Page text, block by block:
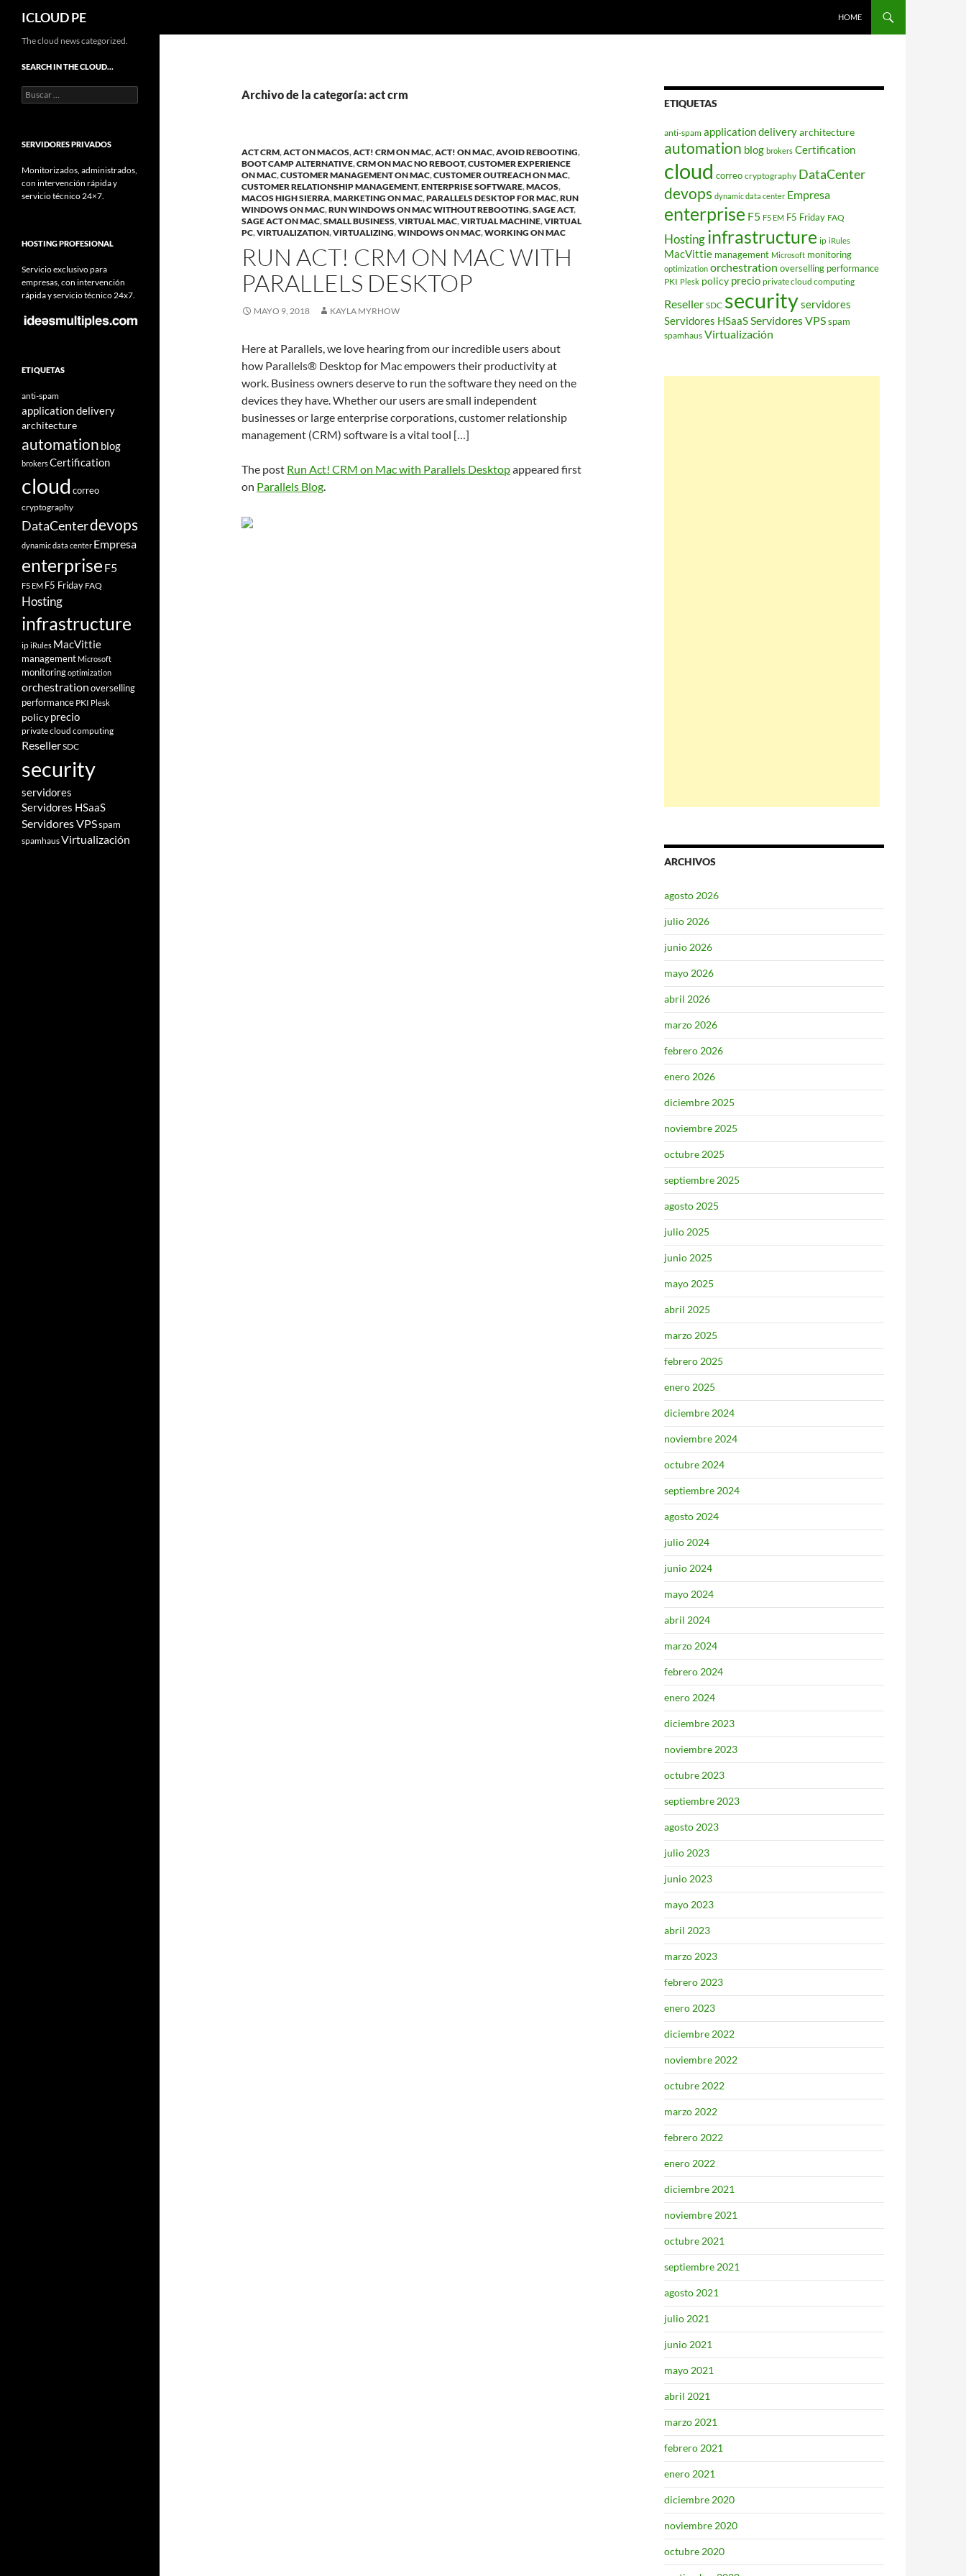
Saltar
contenido
ICLOUD PE HOME
Archivo de la categoría: act crm
ACT CRM,ACT ON MACOS,ACT! CRM ON MAC,ACT! ON MAC,AVOID REBOOTING,
BOOT CAMP ALTERNATIVE,CRM ON MAC NO REBOOT,CUSTOMER EXPERIENCE
ON MAC,CUSTOMER MANAGEMENT ON MAC,CUSTOMER OUTREACH ON MAC,
CUSTOMER RELATIONSHIP MANAGEMENT,ENTERPRISE SOFTWARE,MACOS,
MACOS HIGH SIERRA,MARKETING ON MAC,PARALLELS DESKTOP FOR MAC,RUN
WINDOWS ON MAC,RUN WINDOWS ON MAC WITHOUT REBOOTING,SAGE ACT,
SAGE ACT ON MAC,SMALL BUSINESS,VIRTUAL MAC,VIRTUAL MACHINE,VIRTUAL
PC,VIRTUALIZATION,VIRTUALIZING,WINDOWS ON MAC,WORKING ON MAC
RUN ACT! CRM ON MAC WITH
PARALLELS DESKTOP
MAYO 9, 2018 KAYLA MYRHOW
Here at Parallels, we love hearing from our incredible users about
how Parallels® Desktop for Mac empowers their productivity at
work. Business owners deserve to run the software they need on the
devices they have. Whether our users are small independent
businesses or large enterprise corporations, customer relationship
management (CRM) software is a vital tool […]
The post Run Act! CRM on Mac with Parallels Desktopappeared first
on Parallels Blog.
ETIQUETAS
anti-spam application deliveryarchitecture
automation blog brokers Certification
cloud correo cryptography DataCenter
devops dynamic data center Empresa
enterprise F5 F5 EM F5 Friday FAQ
Hostinginfrastructure ip iRules
MacVittie management Microsoft monitoring
optimization orchestration overselling performance
PKI Plesk policy precio private cloud computing
Reseller SDC securityservidores
Servidores HSaaSServidores VPSspam
spamhaus Virtualización
ARCHIVOS
agosto 2026
julio 2026
junio 2026
mayo 2026
abril 2026
marzo 2026
febrero 2026
enero 2026
diciembre 2025
noviembre 2025
octubre 2025
septiembre 2025
agosto 2025
julio 2025
junio 2025
mayo 2025
abril 2025
marzo 2025
febrero 2025
enero 2025
diciembre 2024
noviembre 2024
octubre 2024
septiembre 2024
agosto 2024
julio 2024
junio 2024
mayo 2024
abril 2024
marzo 2024
febrero 2024
enero 2024
diciembre 2023
noviembre 2023
octubre 2023
septiembre 2023
agosto 2023
julio 2023
junio 2023
mayo 2023
abril 2023
marzo 2023
febrero 2023
enero 2023
diciembre 2022
noviembre 2022
octubre 2022
marzo 2022
febrero 2022
enero 2022
diciembre 2021
noviembre 2021
octubre 2021
septiembre 2021
agosto 2021
julio 2021
junio 2021
mayo 2021
abril 2021
marzo 2021
febrero 2021
enero 2021
diciembre 2020
noviembre 2020
octubre 2020
The cloud news categorized.
SEARCH IN THE CLOUD…
Buscar:
SERVIDORES PRIVADOS
Monitorizados, administrados,
con intervención rápida y
servicio técnico 24×7.
HOSTING PROFESIONAL
Servicio exclusivo para
empresas, con intervención
rápida y servicio técnico 24x7.
ETIQUETAS
anti-spam
application delivery
architecture
automation blog
brokersCertification
cloud correo
cryptography
DataCenterdevops
dynamic data center Empresa
enterprise F5
F5 EM F5 Friday FAQ
Hosting
infrastructure
ipiRules MacVittie
management Microsoft
monitoringoptimization
orchestrationoverselling
performance PKI Plesk
policyprecio
private cloud computing
ResellerSDC
security
servidores
Servidores HSaaS
Servidores VPSspam
spamhausVirtualización